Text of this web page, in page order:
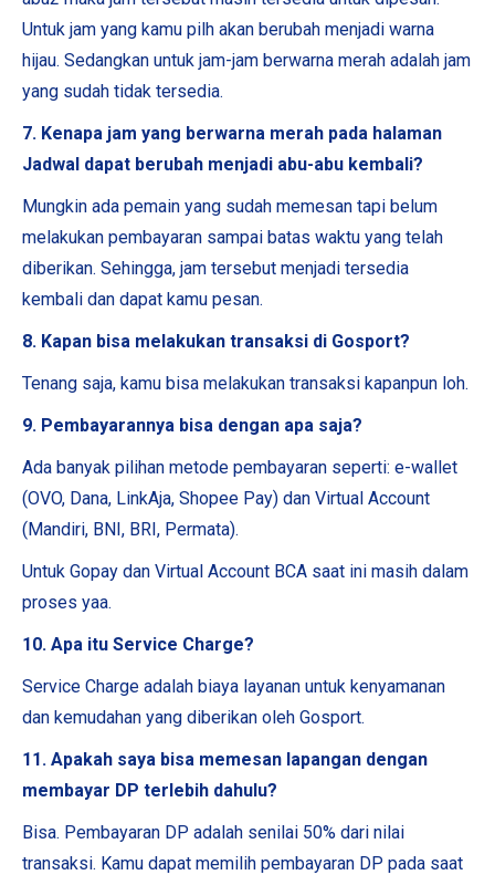
Untuk jam yang kamu pilh akan berubah menjadi warna
hijau. Sedangkan untuk jam-jam berwarna merah adalah jam
yang sudah tidak tersedia.
7. Kenapa jam yang berwarna merah pada halaman
Jadwal dapat berubah menjadi abu-abu kembali?
Mungkin ada pemain yang sudah memesan tapi belum
melakukan pembayaran sampai batas waktu yang telah
diberikan. Sehingga, jam tersebut menjadi tersedia
kembali dan dapat kamu pesan.
8. Kapan bisa melakukan transaksi di Gosport?
Tenang saja, kamu bisa melakukan transaksi kapanpun loh.
9. Pembayarannya bisa dengan apa saja?
Ada banyak pilihan metode pembayaran seperti: e-wallet
(OVO, Dana, LinkAja, Shopee Pay) dan Virtual Account
(Mandiri, BNI, BRI, Permata).
Untuk Gopay dan Virtual Account BCA saat ini masih dalam
proses yaa.
10. Apa itu Service Charge?
Service Charge adalah biaya layanan untuk kenyamanan
dan kemudahan yang diberikan oleh Gosport.
11. Apakah saya bisa memesan lapangan dengan
membayar DP terlebih dahulu?
Bisa. Pembayaran DP adalah senilai 50% dari nilai
transaksi. Kamu dapat memilih pembayaran DP pada saat